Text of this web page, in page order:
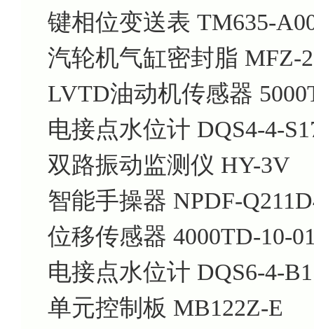
键相位变送表 TM635-
汽轮机气缸密封脂 MFZ-2
LVTD油动机传感器
电接点水位计 DQS4-4-
双路振动监测仪 HY-3V
智能手操器 NPDF-
位移传感器 4000TD-10-
电接点水位计 DQS6-4-
单元控制板 MB122Z-E